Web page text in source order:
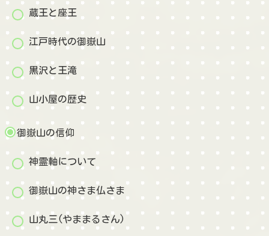
蔵王と座王
江戸時代の御嶽山
黒沢と王滝
山小屋の歴史
御嶽山の信仰
神霊軸について
御嶽山の神さま仏さま
山丸三(やままるさん)